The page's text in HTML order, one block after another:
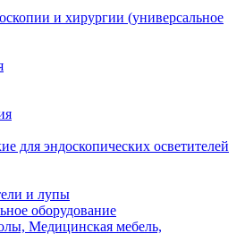
и хирургии (универсальное
для эндоскопических осветителей
и лупы
оборудование
Медицинская мебель,